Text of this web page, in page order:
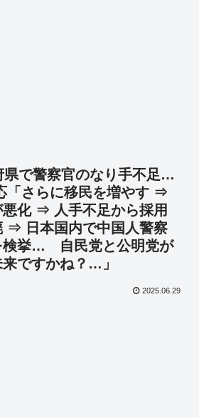
県で警察官のなり手不足…
「さらに移民を増やす ⇒
悪化 ⇒ 人手不足から採用
⇒ 日本国内で中国人警察
検挙… 自民党と公明党が
ですかね？…」
2025.06.29